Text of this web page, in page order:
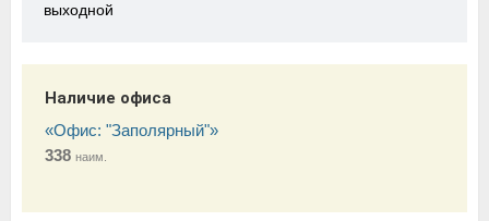
выходной
Наличие офиса
«Офис: "Заполярный"»
338 наим.